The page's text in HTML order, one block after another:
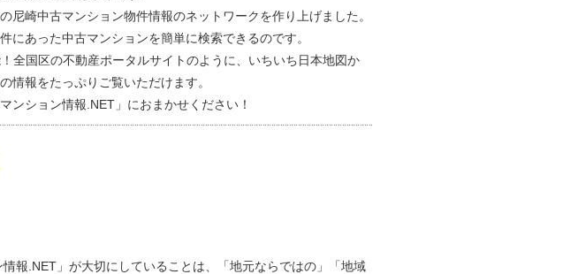
崎中古マンション物件情報のネットワークを作り上げました。
あった中古マンションを簡単に検索できるのです。
全国区の不動産ポータルサイトのように、いちいち日本地図か
情報をたっぷりご覧いただけます。
ンション情報.NET」におまかせください！
情報.NET」が大切にしていることは、「地元ならではの」「地域